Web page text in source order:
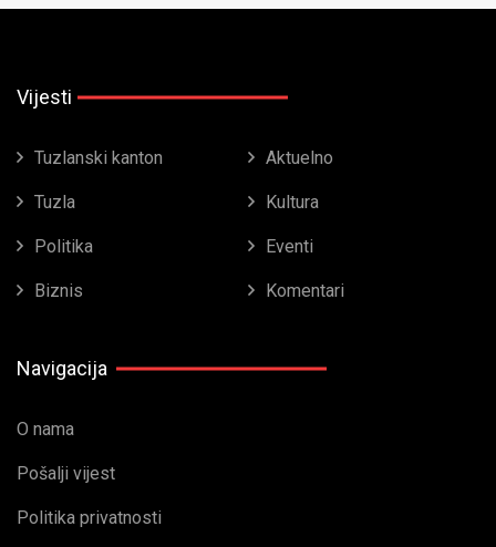
Vijesti
Tuzlanski kanton Aktuelno
Tuzla Kultura
Politika Eventi
Biznis Komentari
Navigacija
O nama
Pošalji vijest
Politika privatnosti